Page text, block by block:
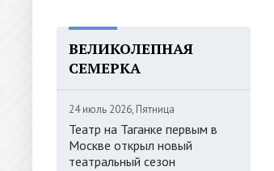
ВЕЛИКОЛЕПНАЯ
СЕМЕРКА
24 июль 2026, Пятница
Театр на Таганке первым в
Москве открыл новый
театральный сезон